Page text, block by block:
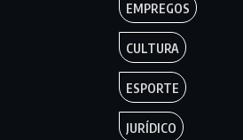
EMPREGOS
CULTURA
ESPORTE
JURÍDICO